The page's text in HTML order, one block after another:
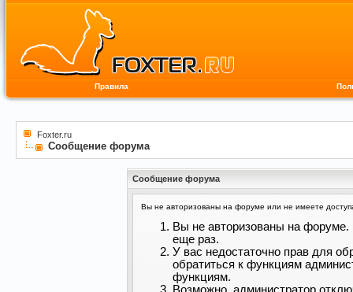
Правила
Foxter.ru
Сообщение форума
Сообщение форума
Вы не авторизованы на форуме или не имеете
Вы не авторизованы на форуме.
еще раз.
У вас недостаточно прав для
обратиться к функциям
функциям.